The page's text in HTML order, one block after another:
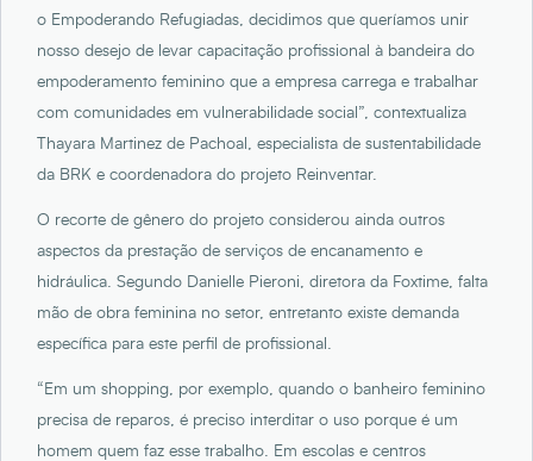
o Empoderando Refugiadas, decidimos que queríamos unir
nosso desejo de levar capacitação profissional à bandeira do
empoderamento feminino que a empresa carrega e trabalhar
com comunidades em vulnerabilidade social”, contextualiza
Thayara Martinez de Pachoal, especialista de sustentabilidade
da BRK e coordenadora do projeto Reinventar.
O recorte de gênero do projeto considerou ainda outros
aspectos da prestação de serviços de encanamento e
hidráulica. Segundo Danielle Pieroni, diretora da Foxtime, falta
mão de obra feminina no setor, entretanto existe demanda
específica para este perfil de profissional.
“Em um shopping, por exemplo, quando o banheiro feminino
precisa de reparos, é preciso interditar o uso porque é um
homem quem faz esse trabalho. Em escolas e centros